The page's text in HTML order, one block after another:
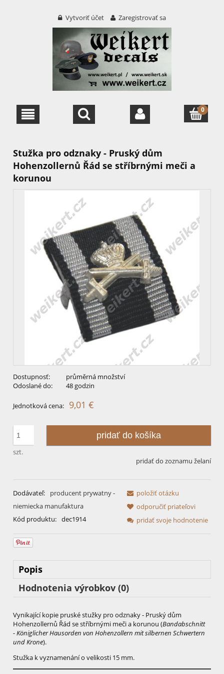
Vytvoriť účet Zaregistrovať sa
Stužka pro odznaky - Pruský dům
Hohenzollernů Řád se stříbrnými meči a
korunou
Dostupnosť:
průměrná množství
Odoslané do:
48 godzin
Jednotková cena: 9,01 €
szt.
pridať do košíka
pridať do zoznamu želaní
Dodávateľ:
producent prywatny -
niemiecka manufaktura
Kód produktu: dec1914
položiť otázku
odporučiť priateľovi
pridať svoje hodnotenie
Popis
Hodnotenia výrobkov (0)
Vynikající kopie pruské stužky pro odznaky - Pruský dům
Hohenzollernů Řád se stříbrnými meči a korunou (Bandabschnitt
- Königlicher Hausorden von Hohenzollern mit silbernen Schwertern
und Krone).
Stužka k vyznamenání o velikosti 15 mm.